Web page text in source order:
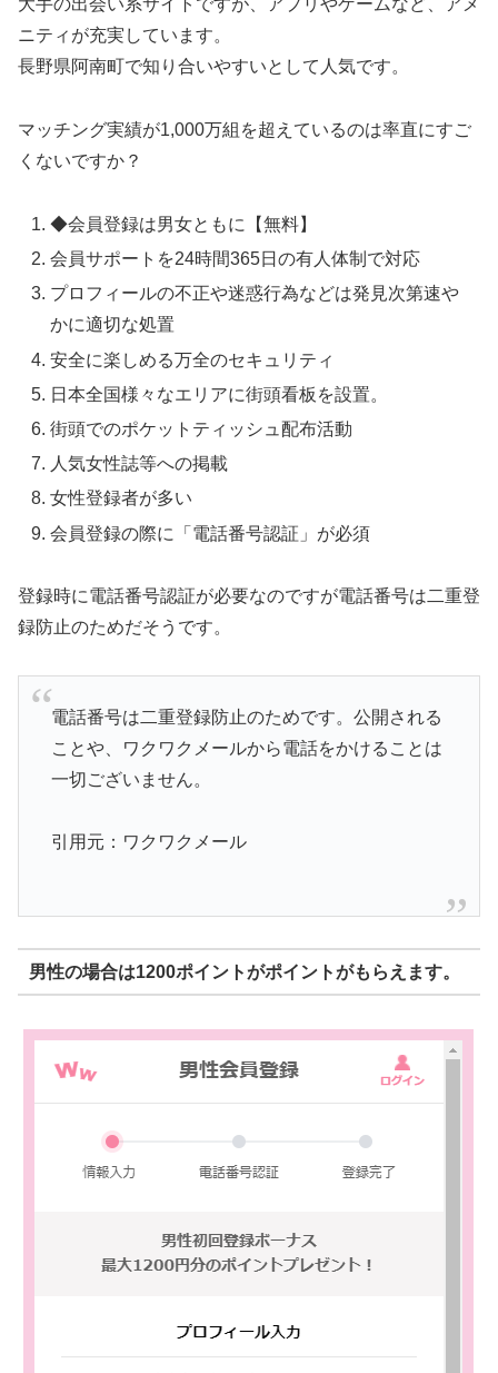
大手の出会い系サイトですが、アプリやゲームなど、アメ
ニティが充実しています。
長野県阿南町で知り合いやすいとして人気です。
マッチング実績が1,000万組を超えているのは率直にすご
くないですか？
◆会員登録は男女ともに【無料】
会員サポートを24時間365日の有人体制で対応
プロフィールの不正や迷惑行為などは発見次第速や
かに適切な処置
安全に楽しめる万全のセキュリティ
日本全国様々なエリアに街頭看板を設置。
街頭でのポケットティッシュ配布活動
人気女性誌等への掲載
女性登録者が多い
会員登録の際に「電話番号認証」が必須
登録時に電話番号認証が必要なのですが電話番号は二重登
録防止のためだそうです。
電話番号は二重登録防止のためです。公開される
ことや、ワクワクメールから電話をかけることは
一切ございません。
引用元：ワクワクメール
男性の場合は1200ポイントがポイントがもらえます。